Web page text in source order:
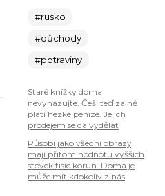
#rusko
#důchody
#potraviny
Staré knížky doma
nevyhazujte. Češi teď za ně
platí hezké peníze. Jejich
prodejem se dá vydělat
Působí jako všední obrazy,
mají přitom hodnotu vyšších
stovek tisíc korun. Doma je
může mít kdokoliv z nás